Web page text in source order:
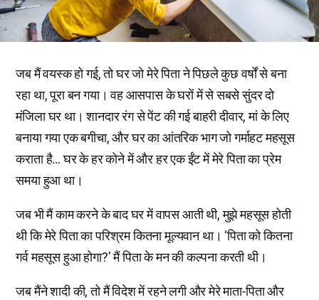
जब मैं वयस्क हो गई, तो घर जो मेरे पिता ने पिछले कुछ वर्षों से बना
रहा था, पूरा बन गया। वह आसपास के घरों में से सबसे सुंदर दो
मंजिला घर था। शानदार रंग से पेंट की गई बाहरी दीवार, मां के लिए
बनाया गया एक बगीचा, और घर का आंतरिक भाग जो गर्माहट महसूस
कराता है… घर के हर कोने में और हर एक ईंट में मेरे पिता का प्रेम
समया हुआ था।
जब भी मैं काम करने के बाद घर में वापस आती थी, मुझे महसूस होती
थी कि मेरे पिता का परिश्रम कितना मूल्यवान था। ‘पिता को कितना
गर्व महसूस हुआ होगा?’ मैं पिता के मन की कल्पना करती थी।
जब मैंने शादी की, तो मैं विदेश में रहने लगी और मेरे माता-पिता और